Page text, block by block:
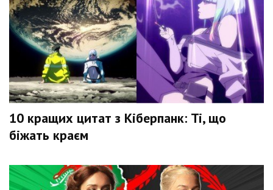
10 кращих цитат з Кіберпанк: Ті, що
біжать краєм